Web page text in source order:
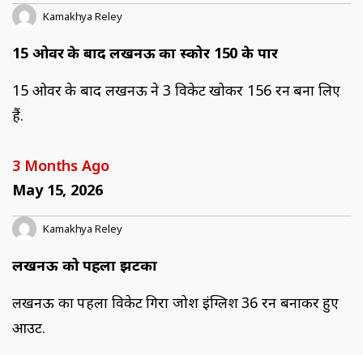
Kamakhya Reley
15 ओवर के बाद लखनऊ का स्कोर 150 के पार
15 ओवर के बाद लखनऊ ने 3 विकेट खोकर 156 रन बना लिए
हैं.
3 Months Ago
May 15, 2026
Kamakhya Reley
लखनऊ को पहला झटका
लखनऊ का पहला विकेट गिरा जोश इंग्लिश 36 रन बनाकर हुए
आउट.